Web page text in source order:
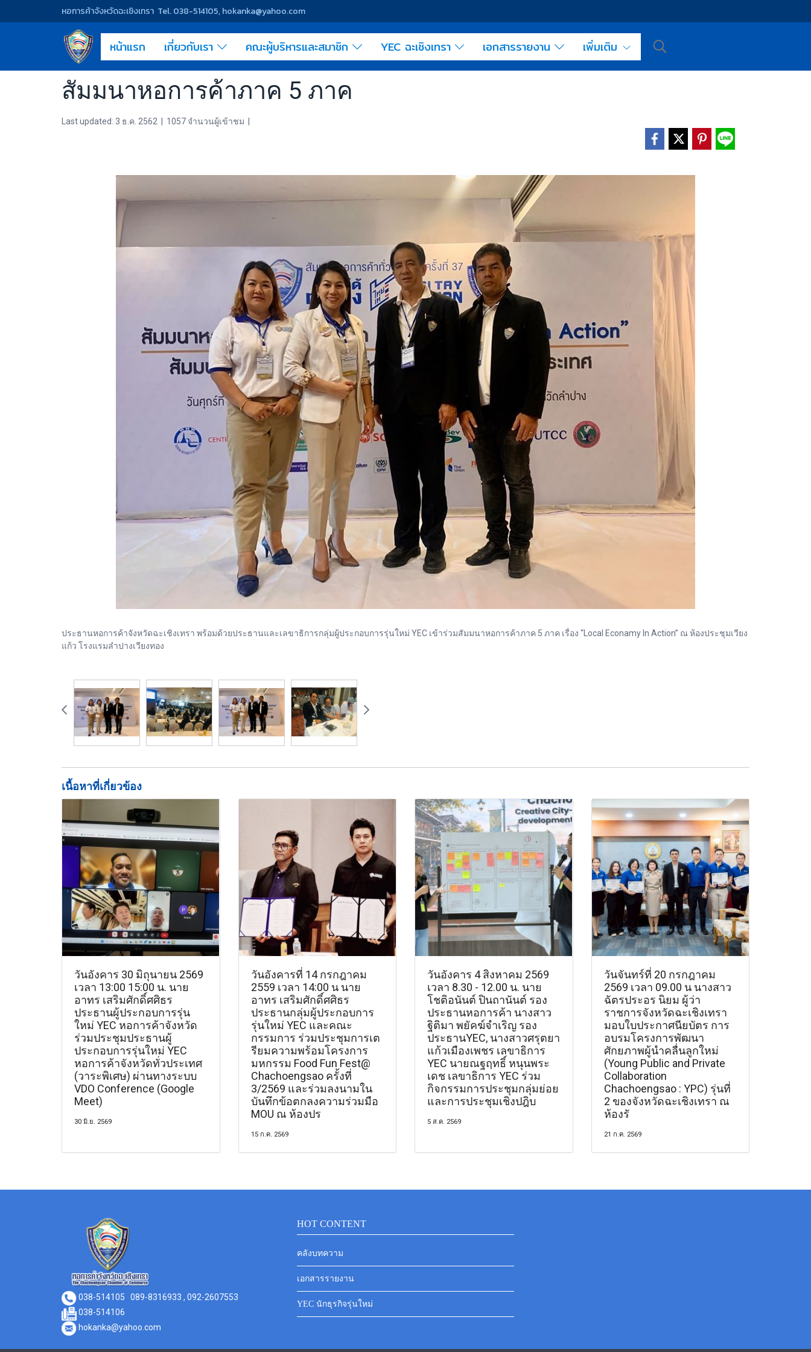
หอการค้าจังหวัดฉะเชิงเทรา Tel. 038-514105, hokanka@yahoo.com
หน้าแรก เกี่ยวกับเรา คณะผู้บริหารและสมาชิก YEC ฉะเชิงเทรา เอกสารรายงาน เพิ่มเติม
สัมมนาหอการค้าภาค 5 ภาค
Last updated: 3 ธ.ค. 2562 1057 จำนวนผู้เข้าชม
ประธานหอการค้าจังหวัดฉะเชิงเทรา พร้อมด้วยประธานและเลขาธิการกลุ่มผู้ประกอบการรุ่นใหม่ YEC เข้าร่วมสัมมนาหอการค้าภาค 5 ภาค เรื่อง “Local Econamy In Action” ณ ห้องประชุมเวียง
แก้ว โรงแรมลำปางเวียงทอง
เนื้อหาที่เกี่ยวข้อง
วันอังคาร 30 มิถุนายน 2569
เวลา 13:00 15:00 น. นาย
อาทร เสริมศักดิ์ศศิธร
ประธานผู้ประกอบการรุ่น
ใหม่ YEC หอการค้าจังหวัด
ร่วมประชุมประธานผู้
ประกอบการรุ่นใหม่ YEC
หอการค้าจังหวัดทั่วประเทศ
(วาระพิเศษ) ผ่านทางระบบ
VDO Conference (Google
Meet)
30 มิ.ย. 2569
วันอังคารที่ 14 กรกฎาคม
2559 เวลา 14:00 น นาย
อาทร เสริมศักดิ์ศศิธร
ประธานกลุ่มผู้ประกอบการ
รุ่นใหม่ YEC และคณะ
กรรมการ ร่วมประชุมการเต
รียมความพร้อมโครงการ
มหกรรม Food Fun Fest@
Chachoengsao ครั้งที่
3/2569 และร่วมลงนามใน
บันทึกข้อตกลงความร่วมมือ
MOU ณ ห้องปร
15 ก.ค. 2569
วันอังคาร 4 สิงหาคม 2569
เวลา 8.30 - 12.00 น. นาย
โชติอนันต์ ปินถานันต์ รอง
ประธานหอการค้า นางสาว
ฐิติมา พยัคฆ์จำเริญ รอง
ประธานYEC, นางสาวศรุตยา
แก้วเมืองเพชร เลขาธิการ
YEC นายณฐฤทธิ์ หนุนพระ
เดช เลขาธิการ YEC ร่วม
กิจกรรมการประชุมกลุ่มย่อย
และการประชุมเชิงปฎิบ
5 ส.ค. 2569
วันจันทร์ที่ 20 กรกฎาคม
2569 เวลา 09.00 น นางสาว
ฉัตรประอร นิยม ผู้ว่า
ราชการจังหวัดฉะเชิงเทรา
มอบใบประกาศนียบัตร การ
อบรมโครงการพัฒนา
ศักยภาพผู้นำคลื่นลูกใหม่
(Young Public and Private
Collaboration
Chachoengsao : YPC) รุ่นที่
2 ของจังหวัดฉะเชิงเทรา ณ
ห้องรั
21 ก.ค. 2569
038-514105 089-8316933 , 092-2607553
038-514106
hokanka@yahoo.com
HOT CONTENT
คลังบทความ
เอกสารรายงาน
YEC นักธุรกิจรุ่นใหม่